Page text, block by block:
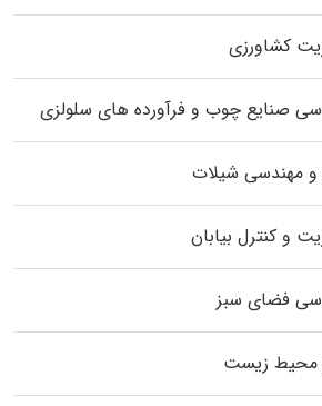
کشاورزی
صنایع چوب و فرآورده‌ های سلولزی
و مهندسی شیلات
و کنترل بیابان
فضای سبز
محیط‌ زیست